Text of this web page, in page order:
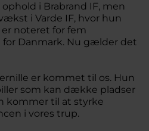
i Brabrand IF, men
i Varde IF, hvor hun
noteret for fem
Danmark. Nu gælder det
er kommet til os. Hun
som kan dække pladser
kommer til at styrke
i vores trup.